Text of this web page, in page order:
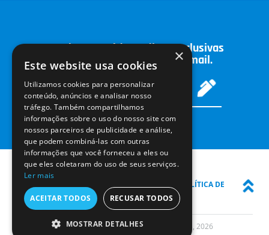
Receba conteúdos e dicas exclusivas
sobre odontologia no seu email.
POLÍTICA DE
PRIVACIDADE
© Schuster Equipamentos Odontológicos, 2026
×
Este website usa cookies
Utilizamos cookies para personalizar
conteúdo, anúncios e analisar nosso
tráfego. Também compartilhamos
informações sobre o uso do nosso site com
nossos parceiros de publicidade e análise,
que podem combiná-las com outras
informações que você forneceu a eles ou
que eles coletaram do uso de seus serviços.
Ler mais
ACEITAR TODOS RECUSAR TODOS
MOSTRAR DETALHES